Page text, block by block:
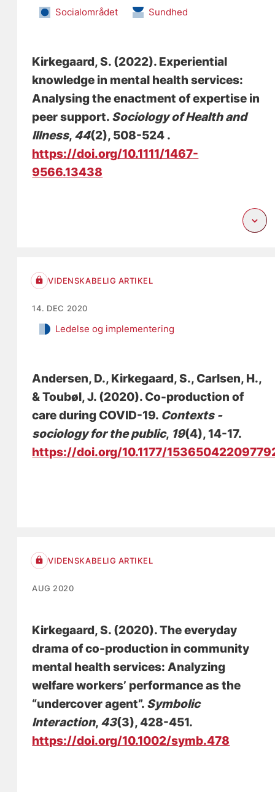
Socialområdet Sundhed
Kirkegaard, S. (2022). Experiential
knowledge in mental health services:
Analysing the enactment of expertise in
peer support. Sociology of Health and
Illness, 44(2), 508-524 .
https://doi.org/10.1111/1467-
9566.13438
VIDENSKABELIG ARTIKEL
14. DEC 2020
Ledelse og implementering
Andersen, D., Kirkegaard, S., Carlsen, H.,
& Toubøl, J. (2020). Co-production of
care during COVID-19. Contexts -
sociology for the public, 19(4), 14-17.
https://doi.org/10.1177/
VIDENSKABELIG ARTIKEL
AUG 2020
Kirkegaard, S. (2020).The everyday
drama of co-production in community
mental health services: Analyzing
welfare workers’ performance as the
“undercover agent”. Symbolic
Interaction, 43(3), 428-451.
https://doi.org/10.1002/symb.478